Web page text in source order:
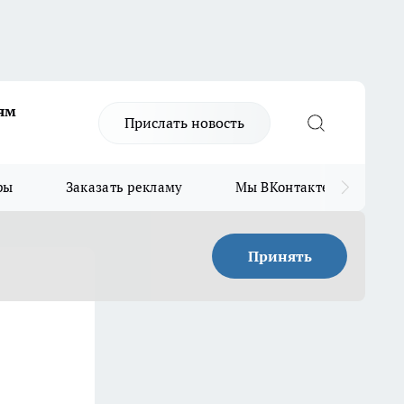
Прислать новость
Заказать рекламу Мы ВКонтакте
Принять